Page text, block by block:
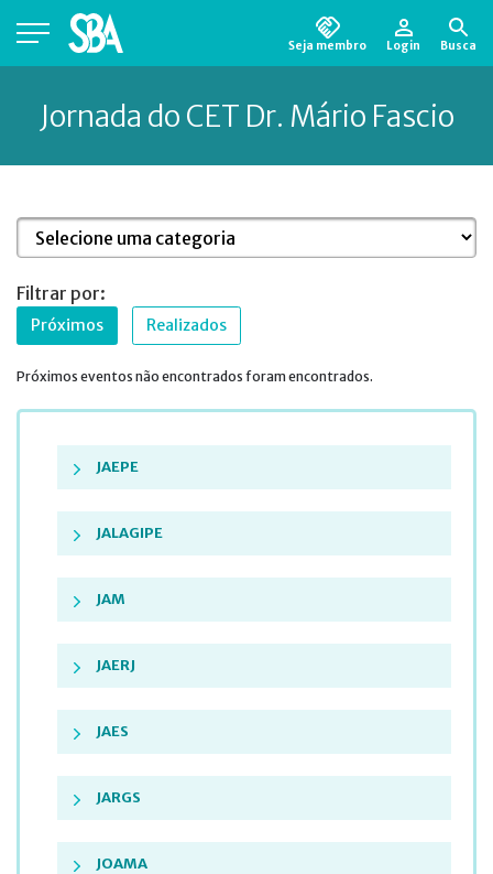
Seja membro Login Busca
para encontrá-lo.
Jornada do CET Dr. Mário Fascio
JAEPE
JALAGIPE
JAM
JAERJ
JAES
JARGS
JOAMA
Filtrar por:
Próximos Realizados
Próximos eventos não encontrados foram encontrados.